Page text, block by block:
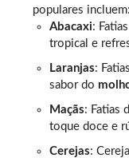
populares incluem:
Abacaxi:
tropical e
Laranjas:
sabor do
Maçãs: Fatias
toque doce e
Cerejas: